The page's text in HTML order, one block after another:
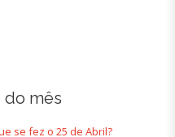
do mês
se fez o 25 de Abril?